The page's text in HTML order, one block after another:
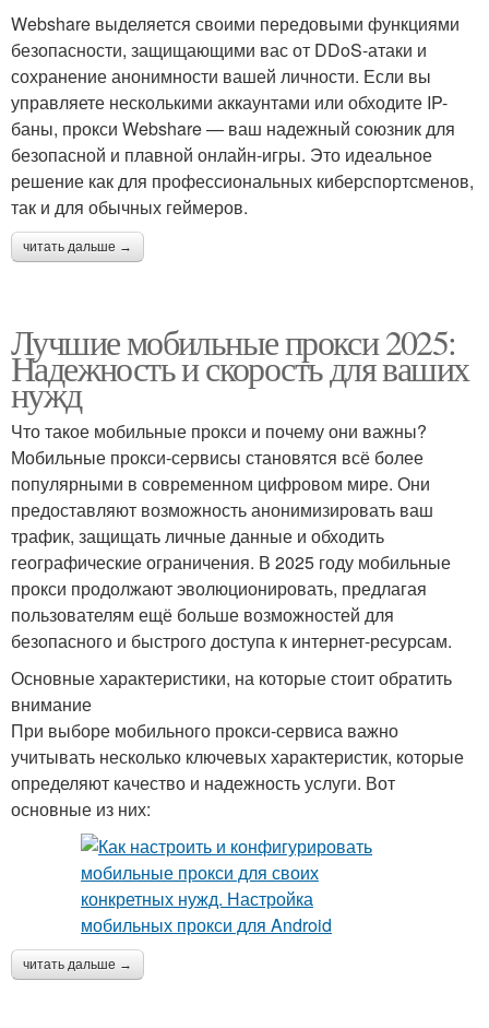
Webshare выделяется своими передовыми функциями
безопасности, защищающими вас от DDoS-атаки и
сохранение анонимности вашей личности. Если вы
управляете несколькими аккаунтами или обходите IP-
баны, прокси Webshare — ваш надежный союзник для
безопасной и плавной онлайн-игры. Это идеальное
решение как для профессиональных киберспортсменов,
так и для обычных геймеров.
читать дальше →
Лучшие мобильные прокси 2025:
Надежность и скорость для ваших
нужд
Что такое мобильные прокси и почему они важны?
Мобильные прокси-сервисы становятся всё более
популярными в современном цифровом мире. Они
предоставляют возможность анонимизировать ваш
трафик, защищать личные данные и обходить
географические ограничения. В 2025 году мобильные
прокси продолжают эволюционировать, предлагая
пользователям ещё больше возможностей для
безопасного и быстрого доступа к интернет-ресурсам.
Основные характеристики, на которые стоит обратить
внимание
При выборе мобильного прокси-сервиса важно
учитывать несколько ключевых характеристик, которые
определяют качество и надежность услуги. Вот
основные из них:
читать дальше →